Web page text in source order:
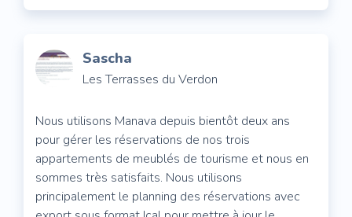
Sascha
Les Terrasses du Verdon
Nous utilisons Manava depuis bientôt deux ans
pour gérer les réservations de nos trois
appartements de meublés de tourisme et nous en
sommes très satisfaits. Nous utilisons
principalement le planning des réservations avec